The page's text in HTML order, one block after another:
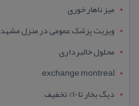
میز ناهار خوری
ویزیت پزشک عمومی در منزل مشهد
محلول خالبرداری
exchange montreal
دیگ بخار تا 10% تخفیف